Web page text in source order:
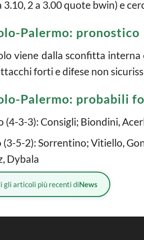
3.10, 2 a 3.00 quote bwin) e
Palermo: pronostico
viene dalla sconfitta
forti e difese non
Palermo: probabili
(4-3-3): Consigli; Biondini,
(3-5-2): Sorrentino; Vitiello,
Dybala
gli articoli più recenti diNews